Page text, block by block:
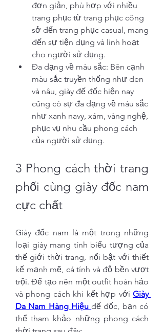
đơn giản, phù hợp với nhiều
trang phục từ trang phục công
sở đến trang phục casual, mang
đến sự tiện dụng và linh hoạt
cho người sử dụng.
Đa dạng về màu sắc: Bên cạnh
màu sắc truyền thống như đen
và nâu, giày đế đốc hiện nay
cũng có sự đa dạng về màu sắc
như xanh navy, xám, vàng nghệ,
phục vụ nhu cầu phong cách
của người sử dụng.
3 Phong cách thời trang
phối cùng giày đốc nam
cực chất
Giày đốc nam là một trong những
loại giày mang tính biểu tượng của
thế giới thời trang, nổi bật với thiết
kế mạnh mẽ, cá tính và độ bền vượt
trội. Để tạo nên một outfit hoàn hảo
và phong cách khi kết hợp với Giày
Da Nam Hàng Hiệu đế đốc, bạn có
thể tham khảo những phong cách